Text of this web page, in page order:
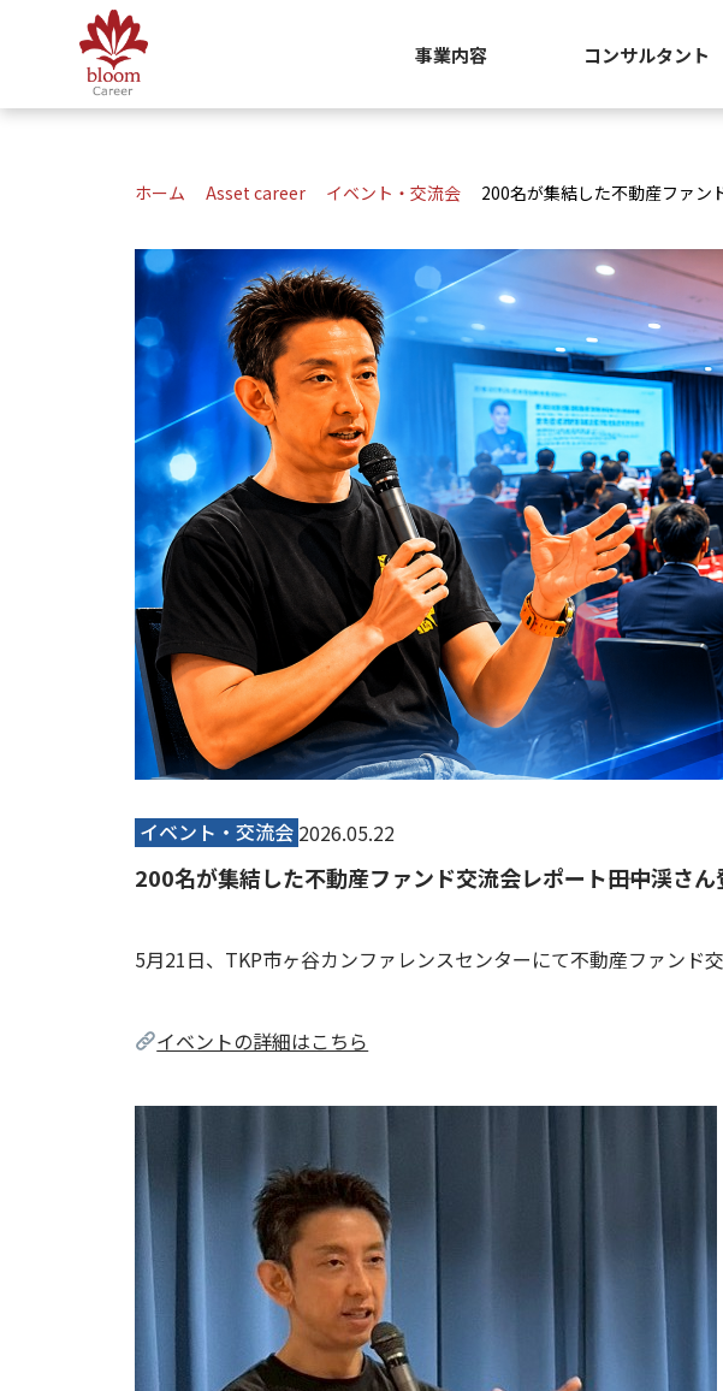
事業内容 コンサルタント
ホーム Asset career イベント・交流会 200名が集結した不動産ファン
イベント・交流会 2026.05.22
200名が集結した不動産ファンド交流会レポート――田中渓さ
5月21日、TKP市ヶ谷カンファレンスセンターにて不動産ファンド
イベントの詳細はこちら